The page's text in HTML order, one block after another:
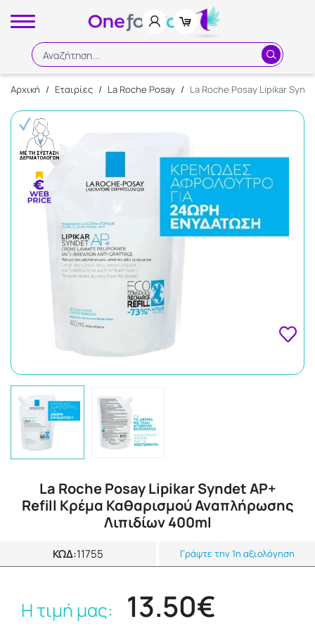
Αναζήτηση...
Αναζήτηση
Αρχική / Εταιρίες / La Roche Posay / La Roche Posay Lipikar
La Roche Posay Lipikar Syndet AP+
Refill Κρέμα Καθαρισμού Αναπλήρωσης
Λιπιδίων 400ml
ΚΩΔ:11755 Γράψτε την 1η αξιολόγηση
Η τιμή μας: 13.50€